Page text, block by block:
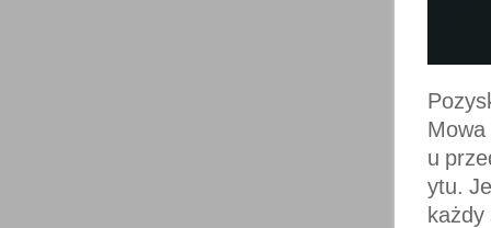
u
ytu.
każdy